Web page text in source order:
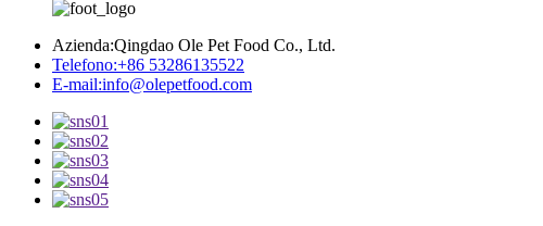
Azienda:Qingdao Ole Pet Food Co., Ltd.
Telefono:+86 53286135522
E-mail:info@olepetfood.com